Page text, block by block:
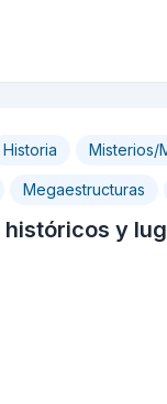
Historia Misterios/
Megaestructuras
y